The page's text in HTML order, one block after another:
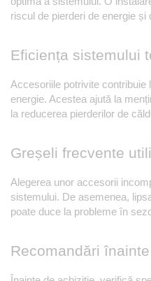
riscul de pierderi de energie și
Eficiența sistemului
Accesoriile potrivite
energie. Acestea ajută la
la reducerea pierderilor de
Greșeli frecvente
Alegerea unor accesorii
sistemului. De asemenea,
poate duce la probleme în
Recomandări